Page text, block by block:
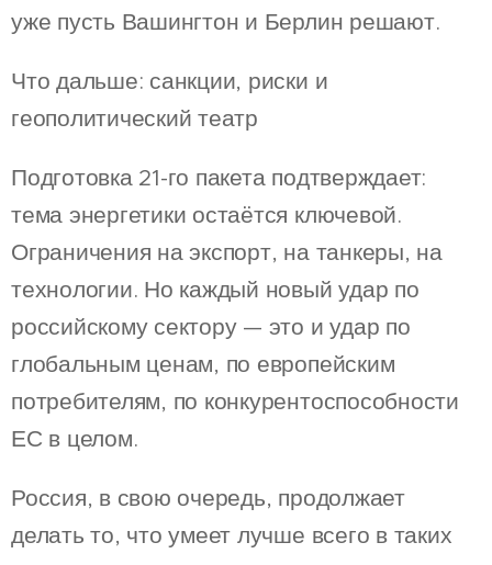
уже пусть Вашингтон и Берлин решают.
Что дальше: санкции, риски и
геополитический театр
Подготовка 21-го пакета подтверждает:
тема энергетики остаётся ключевой.
Ограничения на экспорт, на танкеры, на
технологии. Но каждый новый удар по
российскому сектору — это и удар по
глобальным ценам, по европейским
потребителям, по конкурентоспособности
ЕС в целом.
Россия, в свою очередь, продолжает
делать то, что умеет лучше всего в таких